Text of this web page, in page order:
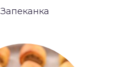
Запеканка